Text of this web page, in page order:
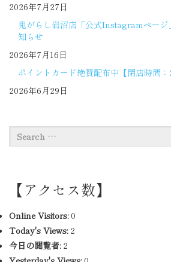
2026年7月27日
鬼がらし岩沼店「公式Instagramペー
知らせ
2026年7月16日
ポイントカード絶賛配布中【閉店時間
2026年6月29日
【アクセス数】
Online Visitors:0
Today's Views: 2
今日の閲覧者: 2